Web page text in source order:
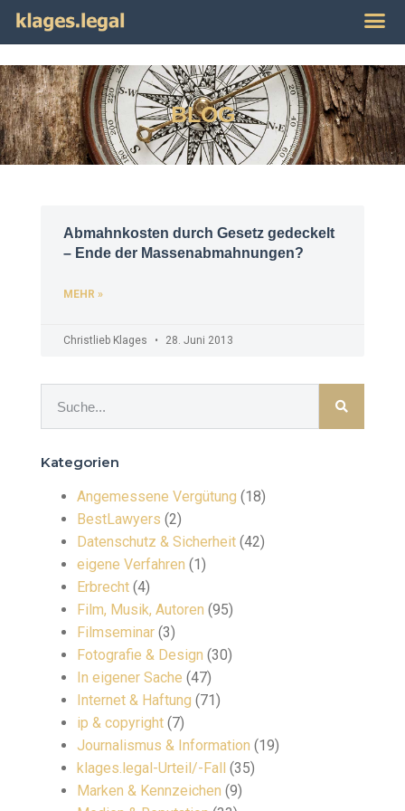
BLOG
Abmahnkosten durch Gesetz gedeckelt
– Ende der Massenabmahnungen?
MEHR »
Christlieb Klages 28. Juni 2013
Kategorien
Angemessene Vergütung (18)
BestLawyers (2)
Datenschutz & Sicherheit (42)
eigene Verfahren (1)
Erbrecht (4)
Film, Musik, Autoren (95)
Filmseminar (3)
Fotografie & Design (30)
In eigener Sache (47)
Internet & Haftung (71)
ip & copyright (7)
Journalismus & Information (19)
klages.legal-Urteil/-Fall (35)
Marken & Kennzeichen (9)